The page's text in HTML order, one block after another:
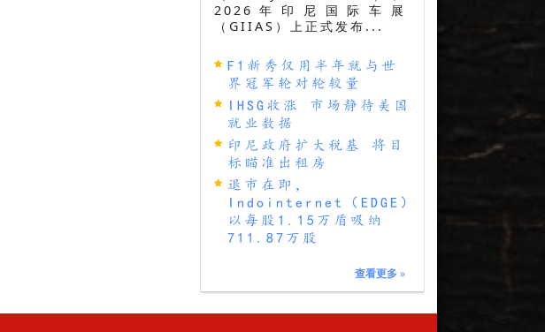
2026年印尼国际车展
（GIIAS）上正式发布...
F1新秀仅用半年就与世
界冠军轮对轮较量
IHSG收涨 市场静待美国
就业数据
印尼政府扩大税基 将目
标瞄准出租房
退市在即，
Indointernet（EDGE）
以每股1.15万盾吸纳
711.87万股
查看更多 »